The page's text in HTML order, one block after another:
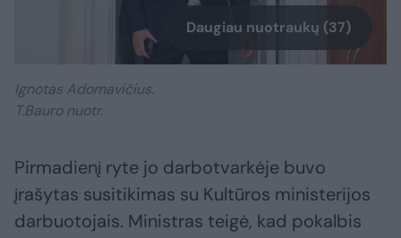
Daugiau nuotraukų (37)
Ignotas Adomavičius.
T.Bauro nuotr.
Pirmadienį ryte jo darbotvarkėje buvo
įrašytas susitikimas su Kultūros ministerijos
darbuotojais. Ministras teigė, kad pokalbis